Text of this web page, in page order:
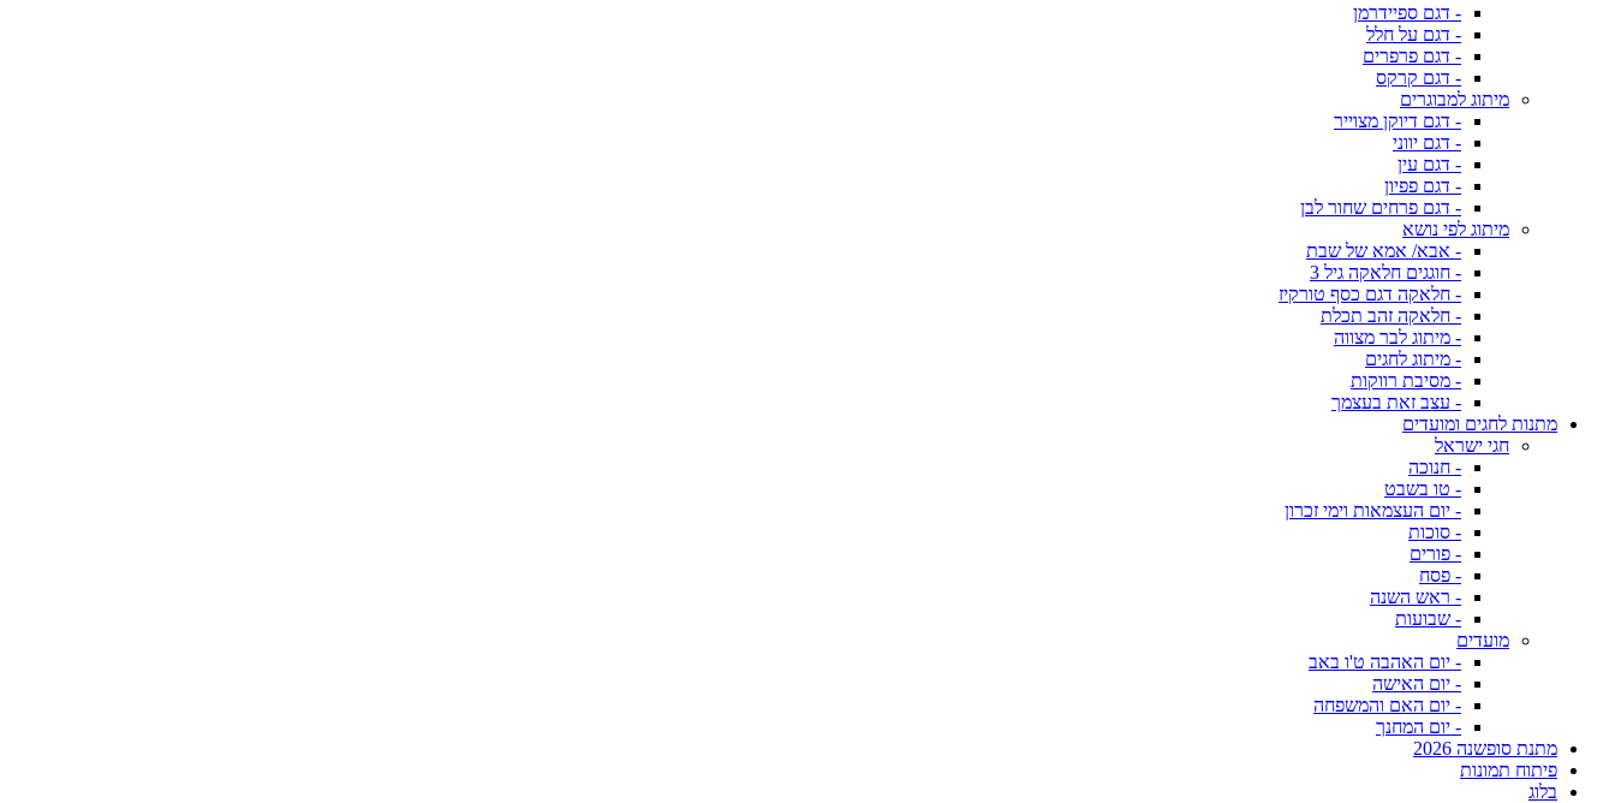
- דגם ספיידרמן
- דגם על חלל
- דגם פרפרים
- דגם קרקס
מיתוג למבוגרים
- דגם דיוקן מצוייר
- דגם יווני
- דגם עין
- דגם פפיון
- דגם פרחים שחור לבן
מיתוג לפי נושא
- אבא/ אמא של שבת
- חוגגים חלאקה גיל 3
- חלאקה דגם כסף טורקיז
- חלאקה זהב תכלת
- מיתוג לבר מצווה
- מיתוג לחגים
- מסיבת רווקות
- עצב זאת בעצמך
מתנות לחגים ומועדים
חגי ישראל
- חנוכה
- טו בשבט
- יום העצמאות וימי זכרון
- סוכות
- פורים
- פסח
- ראש השנה
- שבועות
מועדים
- יום האהבה ט'ו באב
- יום האישה
- יום האם והמשפחה
- יום המחנך
מתנת סופשנה 2026
פיתוח תמונות
בלוג